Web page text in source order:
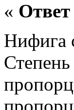
« Ответ
Нифига